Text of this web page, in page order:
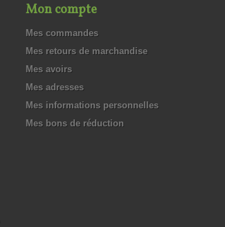
Mon compte
Mes commandes
Mes retours de marchandise
Mes avoirs
Mes adresses
Mes informations personnelles
Mes bons de réduction